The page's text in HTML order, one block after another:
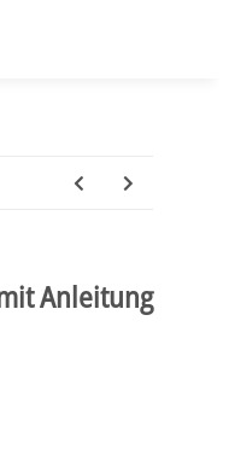
Anleitung